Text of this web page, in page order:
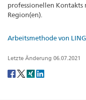
professionellen
Region(en).
Arbeitsmethode von
Letzte Änderung 06.07.2021
Social